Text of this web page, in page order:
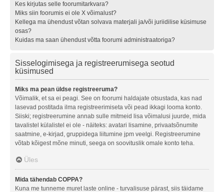
Kes kirjutas selle foorumitarkvara?
Miks siin foorumis ei ole X võimalust?
Kellega ma ühendust võtan solvava materjali ja/või juriidilise küsimuse
osas?
Kuidas ma saan ühendust võtta foorumi administraatoriga?
Sisselogimisega ja registreerumisega seotud
küsimused
Miks ma pean üldse registreeruma?
Võimalik, et sa ei peagi. See on foorumi haldajate otsustada, kas nad
lasevad postitada ilma registreerimiseta või pead ikkagi looma konto.
Siiski; registreerumine annab sulle mitmeid lisa võimalusi juurde, mida
tavalistel külalistel ei ole - näiteks: avatari lisamine, privaatsõnumite
saatmine, e-kirjad, gruppidega liitumine jpm veelgi. Registreerumine
võtab kõigest mõne minuti, seega on soovituslik omale konto teha.
Üles
Mida tähendab COPPA?
Kuna me tunneme muret laste online - turvalisuse pärast, siis täidame